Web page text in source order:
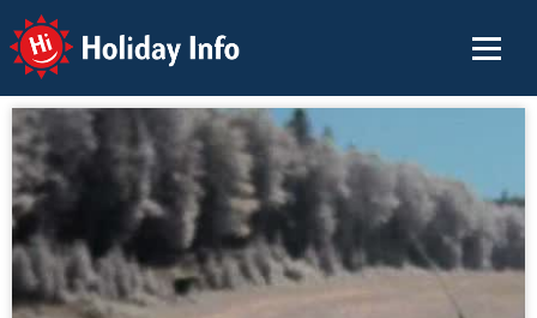
Holiday Info